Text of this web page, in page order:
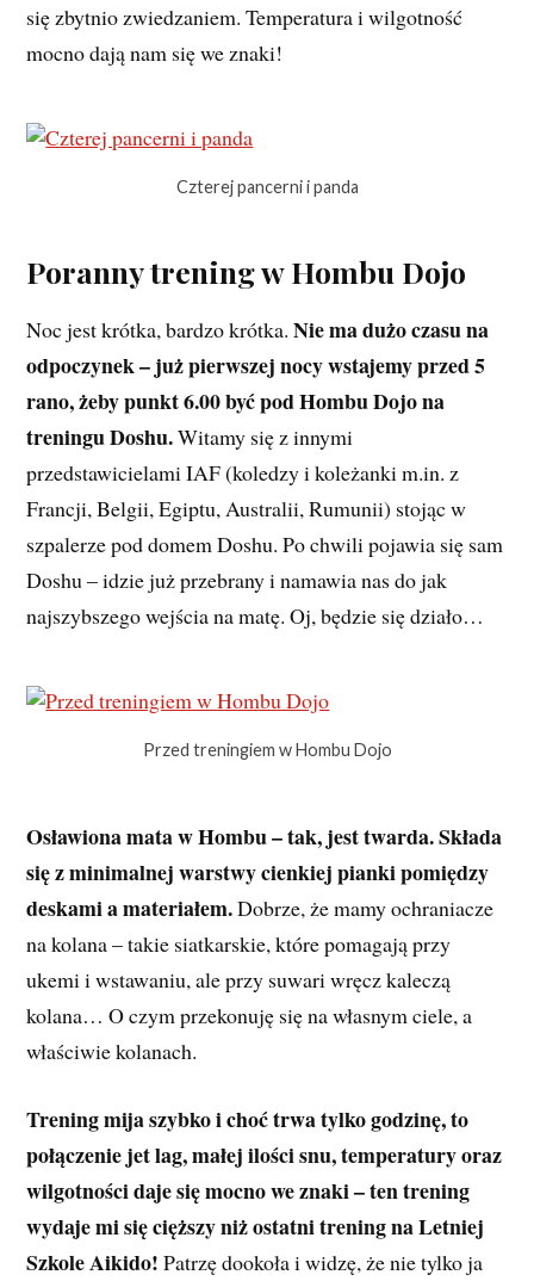
się zbytnio zwiedzaniem. Temperatura i wilgotność
mocno dają nam się we znaki!
Czterej pancerni i panda
Poranny trening w Hombu Dojo
Noc jest krótka, bardzo krótka. Nie ma dużo czasu na
odpoczynek – już pierwszej nocy wstajemy przed 5
rano, żeby punkt 6.00 być pod Hombu Dojo na
treningu Doshu.Witamy się z innymi
przedstawicielami IAF (koledzy i koleżanki m.in. z
Francji, Belgii, Egiptu, Australii, Rumunii) stojąc w
szpalerze pod domem Doshu. Po chwili pojawia się sam
Doshu – idzie już przebrany i namawia nas do jak
najszybszego wejścia na matę. Oj, będzie się działo…
Przed treningiem w Hombu Dojo
Osławiona mata w Hombu – tak, jest twarda. Składa
się z minimalnej warstwy cienkiej pianki pomiędzy
deskami a materiałem.Dobrze, że mamy ochraniacze
na kolana – takie siatkarskie, które pomagają przy
ukemi i wstawaniu, ale przy suwari wręcz kaleczą
kolana… O czym przekonuję się na własnym ciele, a
właściwie kolanach.
Trening mija szybko i choć trwa tylko godzinę, to
połączenie jet lag, małej ilości snu, temperatury oraz
wilgotności daje się mocno we znaki – ten trening
wydaje mi się cięższy niż ostatni trening na Letniej
Szkole Aikido! Patrzę dookoła i widzę, że nie tylko ja